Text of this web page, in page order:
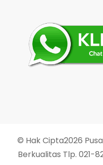
© Hak Cipta2026
Berkualitas Tlp. 021-